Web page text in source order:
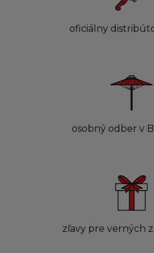
oficiálny
osobný odber v
zľavy pre verných